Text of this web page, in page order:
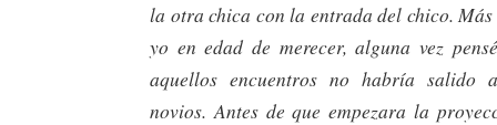
la otra chica con la entrada del chico. Más
yo en edad de merecer, alguna vez
aquellos encuentros no habría salido
novios. Antes de que empezara la